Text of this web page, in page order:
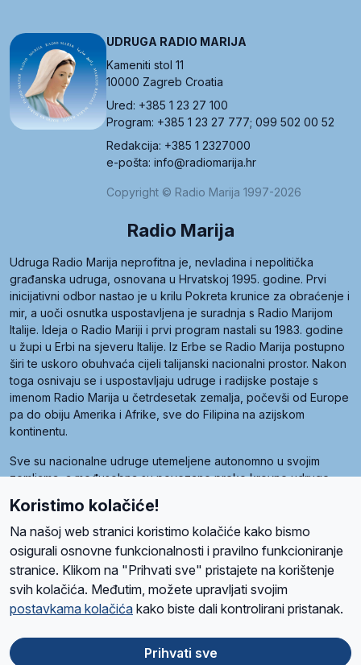
UDRUGA RADIO MARIJA
Kameniti stol 11
10000 Zagreb Croatia
Ured: +385 1 23 27 100
Program: +385 1 23 27 777; 099 502 00 52
Redakcija: +385 1 2327000
e-pošta: info@radiomarija.hr
Copyright © Radio Marija 1997-2026
Radio Marija
Udruga Radio Marija neprofitna je, nevladina i nepolitička
građanska udruga, osnovana u Hrvatskoj 1995. godine. Prvi
inicijativni odbor nastao je u krilu Pokreta krunice za obraćenje i
mir, a uoči osnutka uspostavljena je suradnja s Radio Marijom
Italije. Ideja o Radio Mariji i prvi program nastali su 1983. godine
u župi u Erbi na sjeveru Italije. Iz Erbe se Radio Marija postupno
širi te uskoro obuhvaća cijeli talijanski nacionalni prostor. Nakon
toga osnivaju se i uspostavljaju udruge i radijske postaje s
imenom Radio Marija u četrdesetak zemalja, počevši od Europe
pa do obiju Amerika i Afrike, sve do Filipina na azijskom
kontinentu.
Sve su nacionalne udruge utemeljene autonomno u svojim
zemljama, a međusobna su povezane preko krovne udruge
Radio Maria). Svjetsku obitelj utemeljilo je sedam članica, među
kojima je i hrvatska Udruga Radio Marija.
O namaRadio ProgramVolonteriPrijateljiKontaktPravila privatnosti
Ova stranica je zaštićena Google reCAPTCHA sustavom
Koristimo kolačiće!
Na našoj web stranici koristimo kolačiće kako bismo
osigurali osnovne funkcionalnosti i pravilno funkcioniranje
stranice. Klikom na "Prihvati sve" pristajete na korištenje
svih kolačića. Međutim, možete upravljati svojim
postavkama kolačića kako biste dali kontrolirani pristanak.
Prihvati sve